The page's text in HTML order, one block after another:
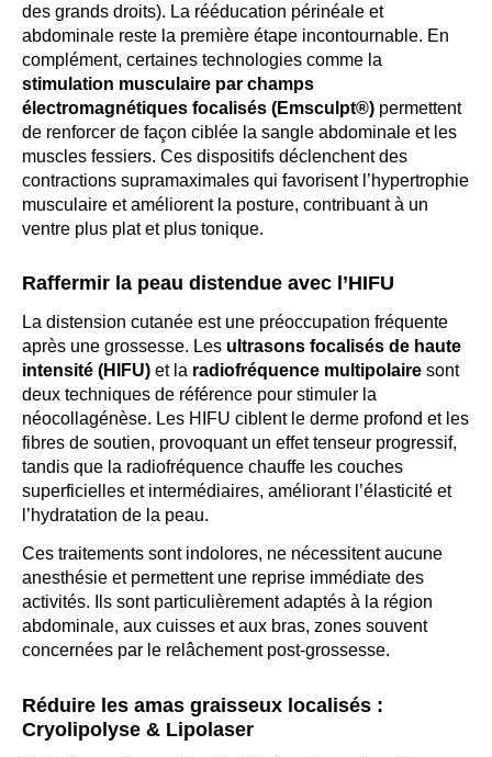
des grands droits). La rééducation périnéale et
abdominale reste la première étape incontournable. En
complément, certaines technologies comme la
stimulation musculaire par champs
électromagnétiques focalisés (Emsculpt®) permettent
de renforcer de façon ciblée la sangle abdominale et les
muscles fessiers. Ces dispositifs déclenchent des
contractions supramaximales qui favorisent l’hypertrophie
musculaire et améliorent la posture, contribuant à un
ventre plus plat et plus tonique.
Raffermir la peau distendue avec l’HIFU
La distension cutanée est une préoccupation fréquente
après une grossesse. Les ultrasons focalisés de haute
intensité (HIFU) et la radiofréquence multipolaire sont
deux techniques de référence pour stimuler la
néocollagénèse. Les HIFU ciblent le derme profond et les
fibres de soutien, provoquant un effet tenseur progressif,
tandis que la radiofréquence chauffe les couches
superficielles et intermédiaires, améliorant l’élasticité et
l’hydratation de la peau.
Ces traitements sont indolores, ne nécessitent aucune
anesthésie et permettent une reprise immédiate des
activités. Ils sont particulièrement adaptés à la région
abdominale, aux cuisses et aux bras, zones souvent
concernées par le relâchement post-grossesse.
Réduire les amas graisseux localisés :
Cryolipolyse & Lipolaser